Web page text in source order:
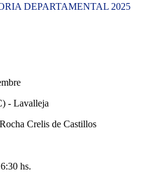
DEPARTAMENTAL 2025
- Lavalleja
Crelis de Castillos
hs.